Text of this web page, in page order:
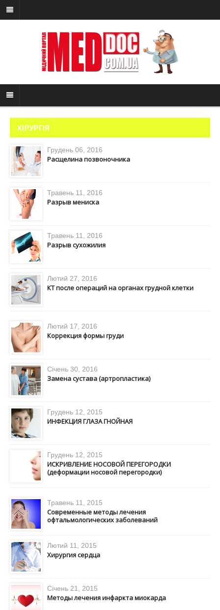
ХІРУРГІЯ
Грудень 06, 2016
Расщелина позвоночника
Травень 11, 2016
Разрыв мениска
Травень 11, 2016
Разрыв сухожилия
Лютий 27, 2016
КТ после операций на органах грудной клетки
Лютий 17, 2016
Коррекция формы груди
Січень 30, 2016
Замена сустава (артропластикa)
Грудень 12, 2015
ИНФЕКЦИЯ ГЛАЗА ГНОЙНАЯ
Грудень 12, 2015
ИСКРИВЛЕНИЕ НОСОВОЙ ПЕРЕГОРОДКИ
(деформации носовой перегородки)
Травень 11, 2015
Современные методы лечения
офтальмологических заболеваний
Лютий 11, 2015
Хирургия сердца
Січень 21, 2015
Методы лечения инфаркта миокарда